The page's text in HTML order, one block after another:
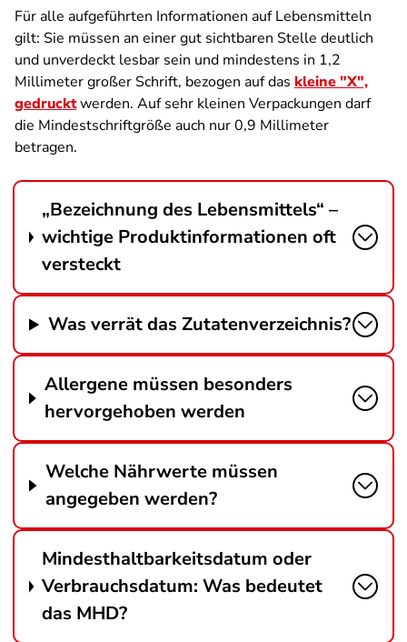
Für alle aufgeführten Informationen auf Lebensmitteln
gilt: Sie müssen an einer gut sichtbaren Stelle deutlich
und unverdeckt lesbar sein und mindestens in 1,2
Millimeter großer Schrift, bezogen auf das kleine "X",
gedrucktwerden. Auf sehr kleinen Verpackungen darf
die Mindestschriftgröße auch nur 0,9 Millimeter
betragen.
„Bezeichnung des Lebensmittels“ –
wichtige Produktinformationen oft
versteckt
Was verrät das Zutatenverzeichnis?
Allergene müssen besonders
hervorgehoben werden
Welche Nährwerte müssen
angegeben werden?
Mindesthaltbarkeitsdatum oder
Verbrauchsdatum: Was bedeutet
das MHD?